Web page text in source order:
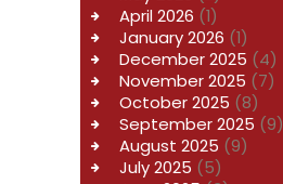
April 2026 (1)
January 2026 (1)
December 2025 (4)
November 2025 (7)
October 2025 (8)
September 2025 (9)
August 2025 (9)
July 2025 (5)